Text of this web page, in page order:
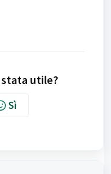
utile?
Sì